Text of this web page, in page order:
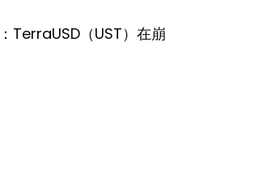
TerraUSD（UST）在崩